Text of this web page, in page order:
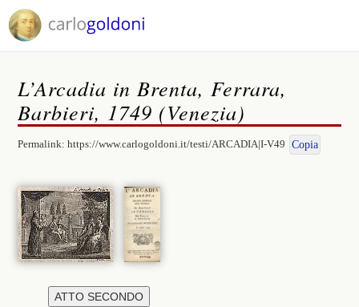
L’Arcadia in Brenta, Ferrara,
Barbieri, 1749 (Venezia)
Permalink:https://www.carlogoldoni.it/testi/ARCADIA|I-V49 Copia